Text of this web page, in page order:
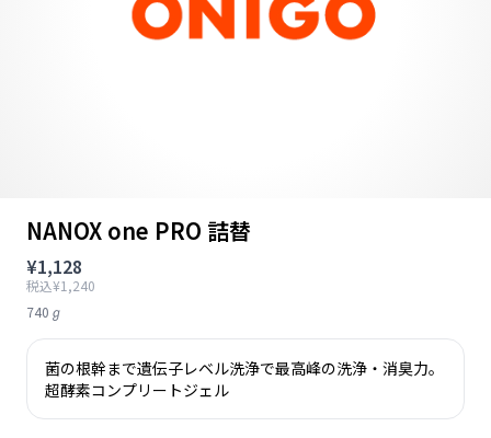
NANOX one PRO 詰替
¥1,128
税込¥1,240
740ℊ
菌の根幹まで遺伝子レベル洗浄で最高峰の洗浄・消臭力。
超酵素コンプリートジェル